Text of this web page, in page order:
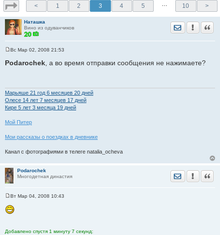
< 1 2 3 4 5 … 10 >
Наташка
Вино из одуванчиков
Отправить
о
н
и
е
Вс Мар 02, 2008 21:53
Podarochek , а во время отправки сообщения не нажимаете?
Марьяше 21 год 6 месяцев 20 дней
Олесе 14 лет 7 месяцев 17 дней
Кире 5 лет 3 месяца 19 дней
Мой Питер
Мои рассказы о поездках в дневнике
Канал с фотографиями в телеге natalia_ocheva
Podarochek
Многодетная династия
Отправить
о
о
е
Вт Мар 04, 2008 10:43
Добавлено спустя 1 минуту 7 секунд: